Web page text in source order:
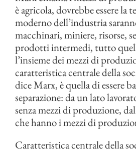
è agricola, dovrebbe essere la
moderno dell’industria
macchinari, miniere, risorse,
prodotti intermedi, tutto
l’insieme dei mezzi di
caratteristica centrale della
dice Marx, è quella di essere
separazione: da un lato
senza mezzi di produzione,
che hanno i mezzi di
Caratteristica centrale della